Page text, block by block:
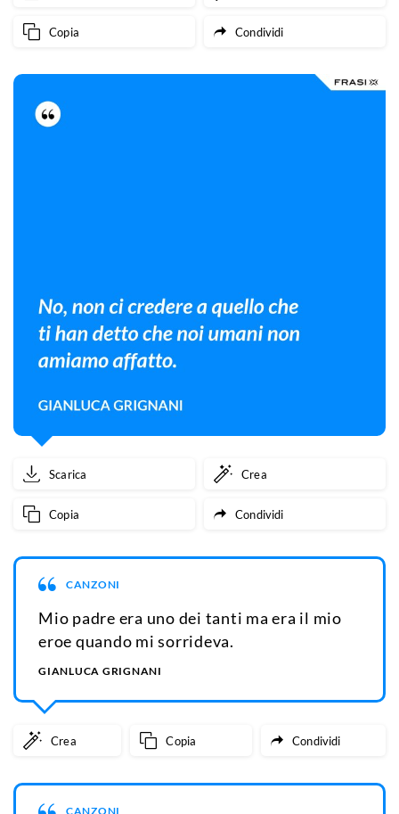
Copia Condividi
Scarica Crea
Copia Condividi
CANZONI
Mio padre era uno dei tanti ma era il mio
eroe quando mi sorrideva.
GIANLUCA GRIGNANI
Crea Copia Condividi
CANZONI